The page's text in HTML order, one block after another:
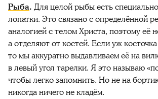
Рыба. Для целой рыбы есть
лопатки. Это связано с определённой
аналогией с телом Христа, поэтому её
а отделяют от костей. Если уж
то мы аккуратно выдавливаем её на
в левый угол тарелки. Я это называю
чтобы легко запомнить. Но не на
никогда ничего не кладём.